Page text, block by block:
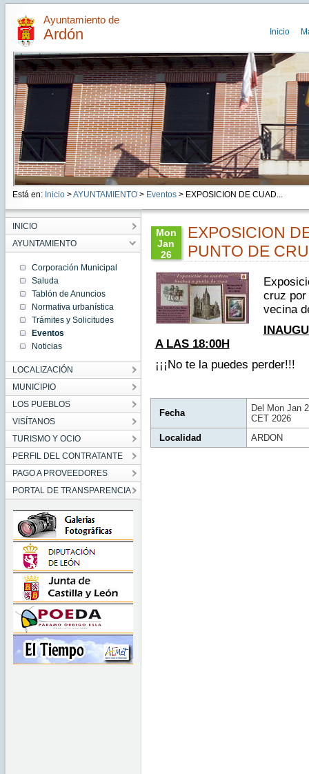
Ayuntamiento de
Ardón Inicio
Está en: Inicio >AYUNTAMIENTO> Eventos> EXPOSICION DE CUAD...
INICIO
AYUNTAMIENTO
Corporación Municipal
Saluda
Tablón de Anuncios
Normativa urbanística
Trámites y Solicitudes
Eventos
Noticias
LOCALIZACIÓN
MUNICIPIO
LOS PUEBLOS
VISÍTANOS
TURISMO Y OCIO
PERFIL DEL CONTRATANTE
PAGO A PROVEEDORES
PORTAL DE TRANSPARENCIA
Mon
Jan
26
CET
2026
Mon
Jan 26
09:09:00
CET
Mon Jan
26
CET
2026
EXPOSICION
PUNTO DE
cruz por
vecina
A LAS 18:00H
¡¡¡No te la puedes perder!!!
Fecha
Del Mon Jan
CET 2026
Localidad
ARDON